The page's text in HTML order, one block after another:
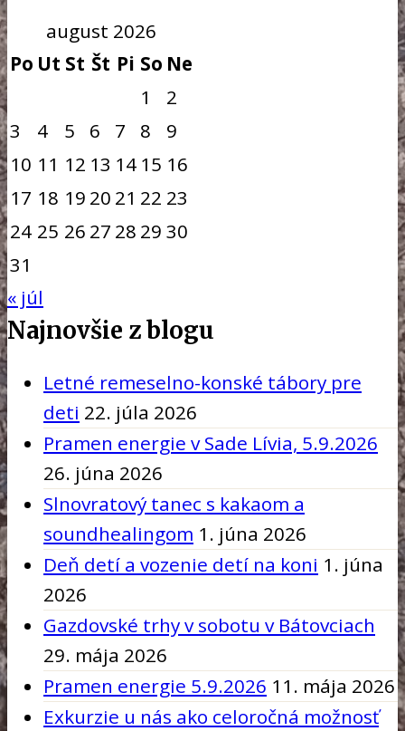
august 2026
Po Ut St Št Pi So Ne
1
2
3
4 5 6 7 8
9
10 11 12 13 14 15 16
17 18 19 20 21 22 23
24 25 26 27 28 29 30
31
« júl
Najnovšie z blogu
Letné remeselno-konské tábory pre
deti 22. júla 2026
Pramen energie v Sade Lívia, 5.9.2026
26. júna 2026
Slnovratový tanec s kakaom a
soundhealingom 1. júna 2026
Deň detí a vozenie detí na koni 1. júna
2026
Gazdovské trhy v sobotu v Bátovciach
29. mája 2026
Pramen energie 5.9.2026 11. mája 2026
Exkurzie u nás ako celoročná možnosť